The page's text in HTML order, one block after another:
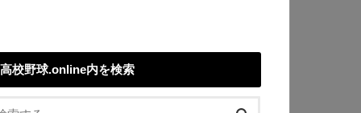
高校野球.online内を検索